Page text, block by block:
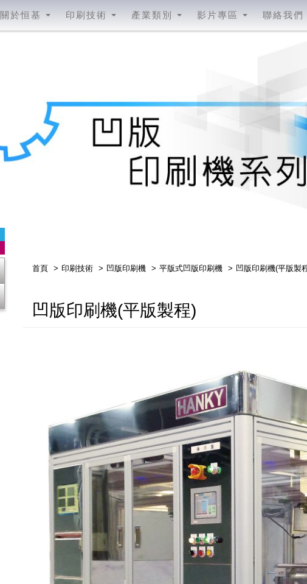
關於恒基 印刷技術 產業類別 影片專區 聯絡我們
首頁 印刷技術 凹版印刷機 平版式凹版印刷機 凹版印刷機(平版製
凹版印刷機(平版製程)